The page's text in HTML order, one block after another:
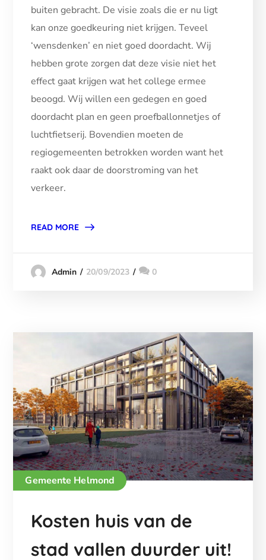
buiten gebracht. De visie zoals die er nu ligt
kan onze goedkeuring niet krijgen. Teveel
‘wensdenken’ en niet goed doordacht. Wij
hebben grote zorgen dat deze visie niet het
effect gaat krijgen wat het college ermee
beoogd. Wij willen een gedegen en goed
doordacht plan en geen proefballonnetjes of
luchtfietserij. Bovendien moeten de
regiogemeenten betrokken worden want het
raakt ook daar de doorstroming van het
verkeer.
READ MORE
Admin 20/09/2023 0
Gemeente Helmond
Kosten huis van de
stad vallen duurder uit!